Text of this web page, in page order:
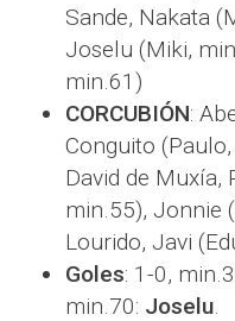
Sande, Nakata
Joselu (Miki,
min.61)
CORCUBIÓN:
Conguito
David de Muxía,
min.55), Jonnie
Lourido, Javi
Goles: 1-0,
min.70: Joselu